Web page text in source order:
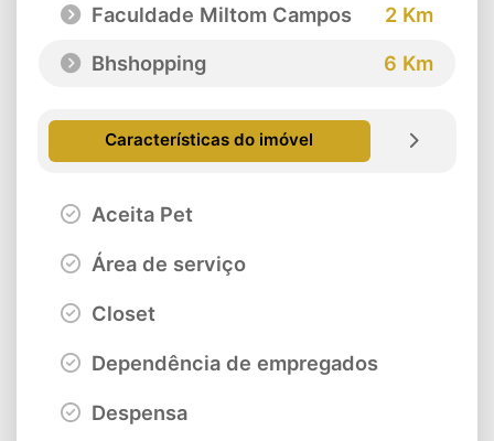
Faculdade Miltom Campos
2 Km
Bhshopping
6 Km
Características do imóvel
Aceita Pet
Área de serviço
Closet
Dependência de empregados
Despensa